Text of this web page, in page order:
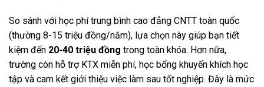
So sánh với học phí trung bình cao đẳng CNTT toàn quốc
(thường 8-15 triệu đồng/năm), lựa chọn này giúp bạn tiết
kiệm đến 20-40 triệu đồng trong toàn khóa. Hơn nữa,
trường còn hỗ trợ KTX miễn phí, học bổng khuyến khích học
tập và cam kết giới thiệu việc làm sau tốt nghiệp. Đây là mức